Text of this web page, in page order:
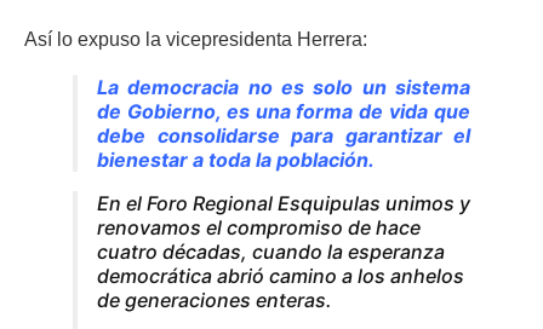
Así lo expuso la vicepresidenta Herrera:
La democracia no es solo un sistema
de Gobierno, es una forma de vida que
debe consolidarse para garantizar el
bienestar a toda la población.
En el Foro Regional Esquipulas unimos y
renovamos el compromiso de hace
cuatro décadas, cuando la esperanza
democrática abrió camino a los anhelos
de generaciones enteras.